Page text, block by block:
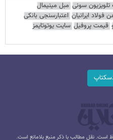
سونی مبل مینیمال
ایرانیان اعتبارسنجی بانکی
قیمت پروفیل سایت یوتوتایمز
است. نقل مطالب با ذکر منبع بلامانع است.